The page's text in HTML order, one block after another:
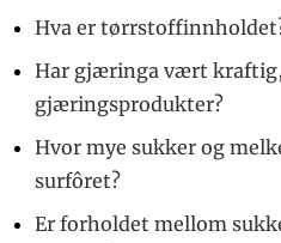
Hva er
Har gjæringa vært
gjæringsprodukter?
Hvor mye sukker og
surfôret?
Er forholdet mellom